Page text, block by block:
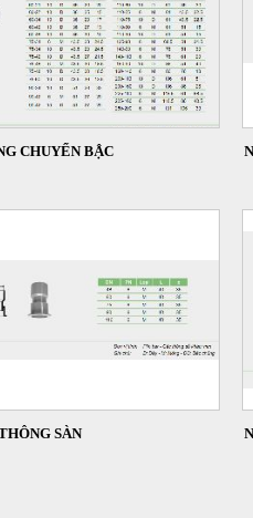
CHUYỂN BẬC
SÀN